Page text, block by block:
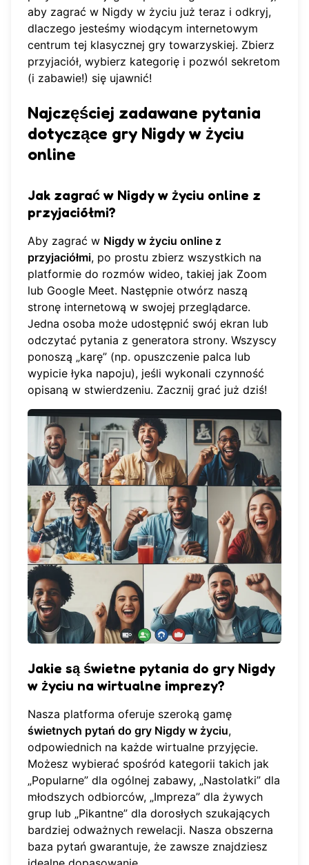
aby zagrać w Nigdy w życiu już teraz i odkryj,
dlaczego jesteśmy wiodącym internetowym
centrum tej klasycznej gry towarzyskiej. Zbierz
przyjaciół, wybierz kategorię i pozwól sekretom
(i zabawie!) się ujawnić!
Najczęściej zadawane pytania
dotyczące gry Nigdy w życiu
online
Jak zagrać w Nigdy w życiu online z
przyjaciółmi?
Aby zagrać w Nigdy w życiu online z
przyjaciółmi, po prostu zbierz wszystkich na
platformie do rozmów wideo, takiej jak Zoom
lub Google Meet. Następnie otwórz naszą
stronę internetową w swojej przeglądarce.
Jedna osoba może udostępnić swój ekran lub
odczytać pytania z generatora strony. Wszyscy
ponoszą „karę” (np. opuszczenie palca lub
wypicie łyka napoju), jeśli wykonali czynność
opisaną w stwierdzeniu. Zacznij grać już dziś!
Jakie są świetne pytania do gry Nigdy
w życiu na wirtualne imprezy?
Nasza platforma oferuje szeroką gamę
świetnych pytań do gry Nigdy w życiu,
odpowiednich na każde wirtualne przyjęcie.
Możesz wybierać spośród kategorii takich jak
„Popularne” dla ogólnej zabawy, „Nastolatki” dla
młodszych odbiorców, „Impreza” dla żywych
grup lub „Pikantne” dla dorosłych szukających
bardziej odważnych rewelacji. Nasza obszerna
baza pytań gwarantuje, że zawsze znajdziesz